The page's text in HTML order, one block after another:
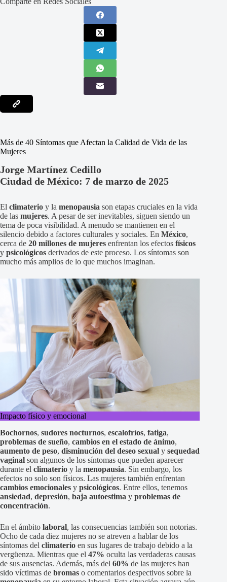
Más de 40 Síntomas que Afectan la Calidad de Vida de las
Mujeres
Jorge Martínez Cedillo
Ciudad de México: 7 de marzo de 2025
El climaterio y la menopausia son etapas cruciales en la vida
de las mujeres. A pesar de ser inevitables, siguen siendo un
tema de poca visibilidad. A menudo se mantienen en el
silencio debido a factores culturales y sociales. En México,
cerca de 20 millones de mujeres enfrentan los efectos físicos
y psicológicos derivados de este proceso. Los síntomas son
mucho más amplios de lo que muchos imaginan.
Impacto físico y emocional
Bochornos, sudores nocturnos, escalofríos, fatiga,
problemas de sueño, cambios en el estado de ánimo,
aumento de peso, disminución del deseo sexual y sequedad
vaginal son algunos de los síntomas que pueden aparecer
durante el climaterio y la menopausia. Sin embargo, los
efectos no solo son físicos. Las mujeres también enfrentan
cambios emocionales y psicológicos. Entre ellos, tenemos
ansiedad, depresión, baja autoestima y problemas de
concentración.
En el ámbito laboral, las consecuencias también son notorias.
Ocho de cada diez mujeres no se atreven a hablar de los
síntomas del climaterio en sus lugares de trabajo debido a la
vergüenza. Mientras que el 47% oculta las verdaderas causas
de sus ausencias. Además, más del 60% de las mujeres han
sido víctimas de bromas o comentarios despectivos sobre la